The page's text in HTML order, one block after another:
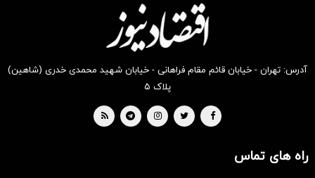
بخر !
بخر !
آدرس: تهران - خیابان قائم مقام فراهانی - خیابان شهید محمدی خدری (شاهین)
پلاک ۵
راه های تماس